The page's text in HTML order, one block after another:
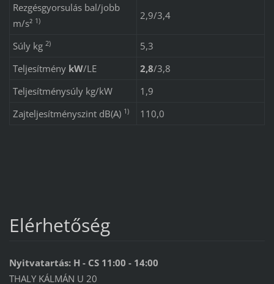
Rezgésgyorsulás bal/jobb
m/s² 1) 2,9/3,4
Súly kg 2)
5,3
Teljesítmény kW/LE 2,8/3,8
Teljesítménysúly kg/kW
1,9
Zajteljesítményszint dB(A) 1) 110,0
Elérhetőség
Nyitvatartás: H - CS 11:00 - 14:00
THALY KÁLMÁN U 20